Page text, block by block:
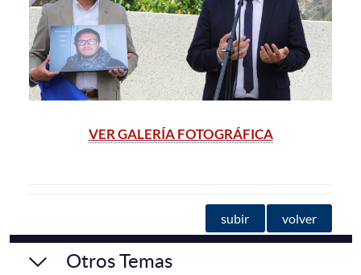
VER GALERÍA FOTOGRÁFICA
subir volver
Otros Temas